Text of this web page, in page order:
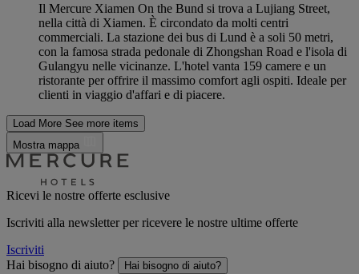
Il Mercure Xiamen On the Bund si trova a Lujiang Street,
nella città di Xiamen. È circondato da molti centri
commerciali. La stazione dei bus di Lund è a soli 50 metri,
con la famosa strada pedonale di Zhongshan Road e l'isola di
Gulangyu nelle vicinanze. L'hotel vanta 159 camere e un
ristorante per offrire il massimo comfort agli ospiti. Ideale per
clienti in viaggio d'affari e di piacere.
Load More See more items
Mostra mappa
Ricevi le nostre offerte esclusive
Iscriviti alla newsletter per ricevere le nostre ultime offerte
Iscriviti
Hai bisogno di aiuto?
Hai bisogno di aiuto?